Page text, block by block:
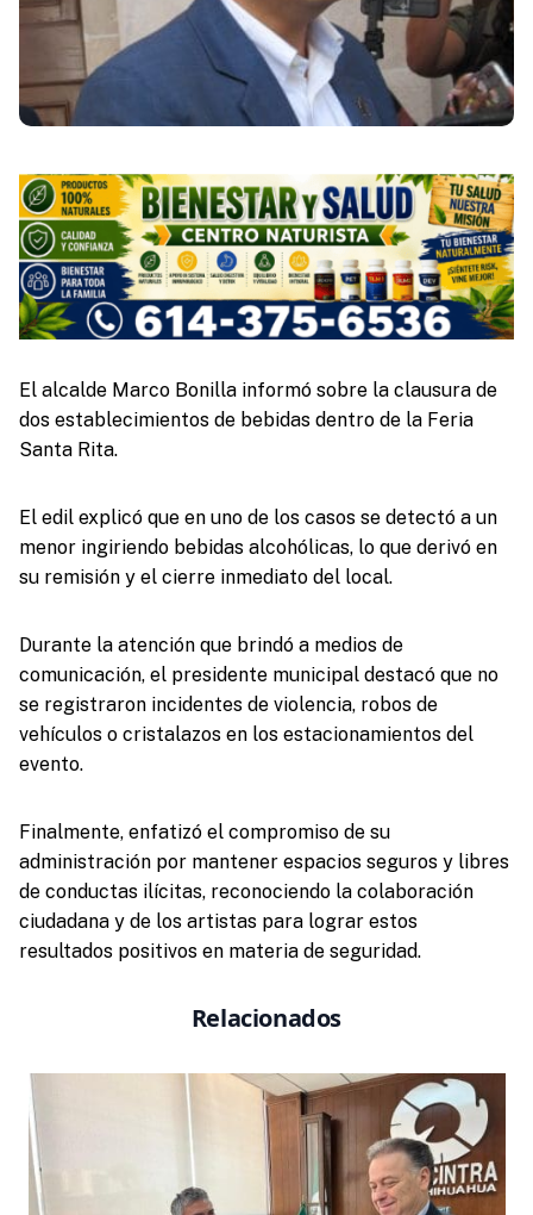
El alcalde Marco Bonilla informó sobre la clausura de
dos establecimientos de bebidas dentro de la Feria
Santa Rita.
El edil explicó que en uno de los casos se detectó a un
menor ingiriendo bebidas alcohólicas, lo que derivó en
su remisión y el cierre inmediato del local.
Durante la atención que brindó a medios de
comunicación, el presidente municipal destacó que no
se registraron incidentes de violencia, robos de
vehículos o cristalazos en los estacionamientos del
evento.
Finalmente, enfatizó el compromiso de su
administración por mantener espacios seguros y libres
de conductas ilícitas, reconociendo la colaboración
ciudadana y de los artistas para lograr estos
resultados positivos en materia de seguridad.
Relacionados